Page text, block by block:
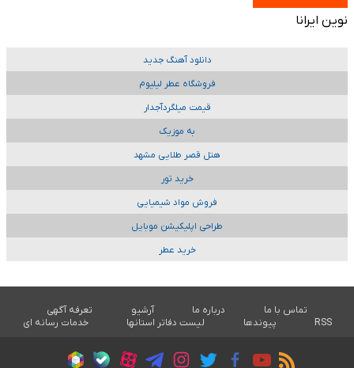
نوین ایرانا
دانلود آهنگ جدید
فروشگاه عطر لیلیوم
قیمت میلگردآجدار
به موزیک
هتل قصر طلایی مشهد
خرید تور
فروش مواد شیمیایی
طراحی اپلیکیشن موبایل
خرید عطر
تماس با ما درباره ما آرشیو
تعرفه آگهی
RSS
پیوندها لیست دفاتر استانها خدمات رسانه ای